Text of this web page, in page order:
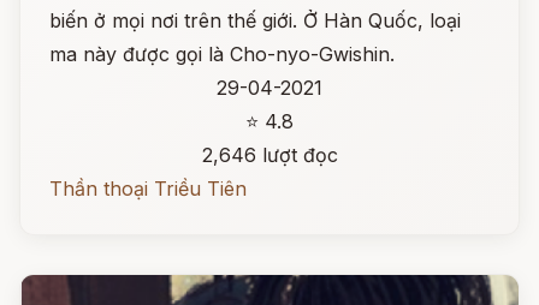
biến ở mọi nơi trên thế giới. Ở Hàn Quốc, loại
ma này được gọi là Cho-nyo-Gwishin.
29-04-2021
⭐ 4.8
2,646 lượt đọc
Thần thoại Triều Tiên